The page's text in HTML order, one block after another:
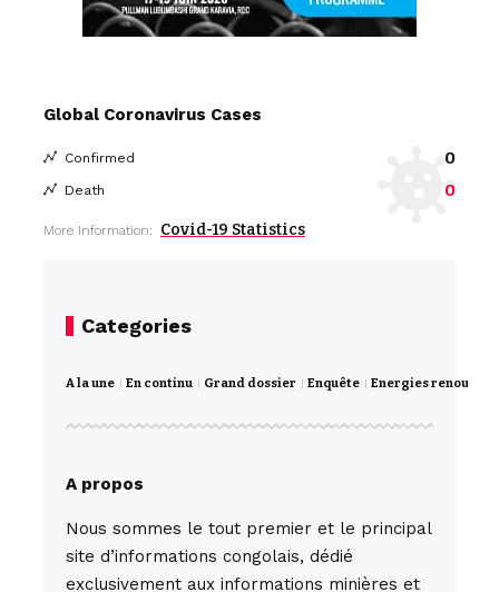
Global Coronavirus Cases
Confirmed 0
Death 0
More Information: Covid-19 Statistics
Categories
A la une En continu Grand dossier Enquête Energies
A propos
Nous sommes le tout premier et le principal
site d’informations congolais, dédié
exclusivement aux informations minières et